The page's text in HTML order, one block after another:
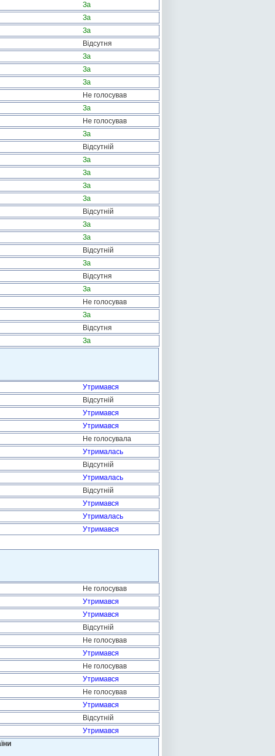
За
За
За
Відсутня
За
За
За
Не голосував
За
Не голосував
За
Відсутній
За
За
За
За
Відсутній
За
За
Відсутній
За
Відсутня
За
Не голосував
За
Відсутня
За
Утримався
Відсутній
Утримався
Утримався
Не голосувала
Утрималась
Відсутній
Утрималась
Відсутній
Утримався
Утрималась
Утримався
Не голосував
Утримався
Утримався
Відсутній
Не голосував
Утримався
Не голосував
Утримався
Не голосував
Утримався
Відсутній
Утримався